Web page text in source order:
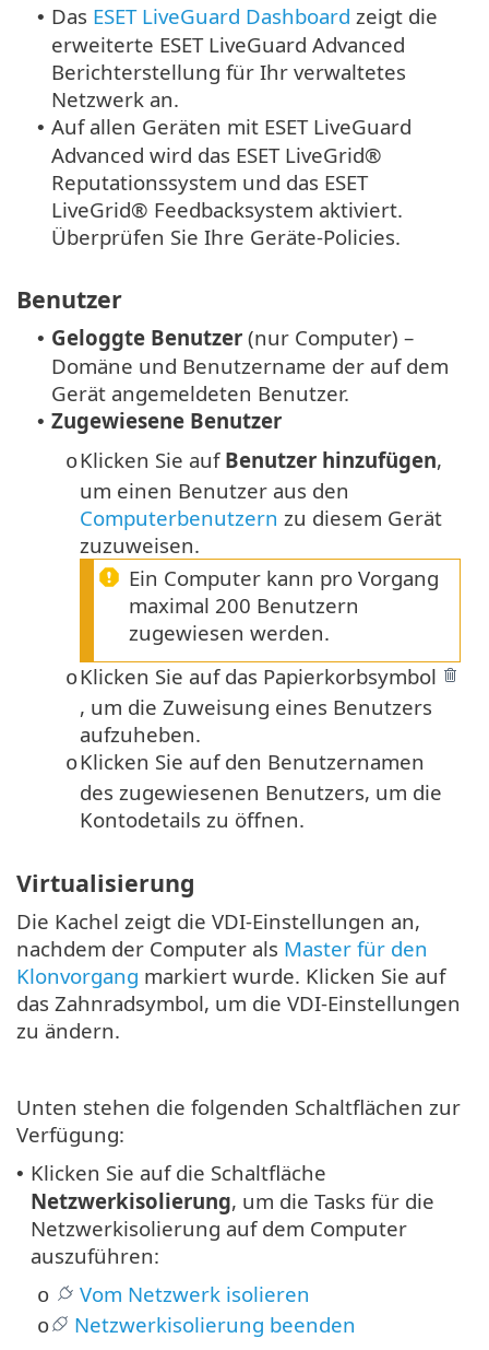
• Das ESET LiveGuard Dashboard zeigt die
erweiterte ESET LiveGuard Advanced
Berichterstellung für Ihr verwaltetes
Netzwerk an.
• Auf allen Geräten mit ESET LiveGuard
Advanced wird das ESET LiveGrid®
Reputationssystem und das ESET
LiveGrid® Feedbacksystem aktiviert.
Überprüfen Sie Ihre Geräte-Policies.
Benutzer
• Geloggte Benutzer (nur Computer) –
Domäne und Benutzername der auf dem
Gerät angemeldeten Benutzer.
• Zugewiesene Benutzer
oKlicken Sie auf Benutzer hinzufügen,
um einen Benutzer aus den
Computerbenutzern zu diesem Gerät
zuzuweisen.
Ein Computer kann pro Vorgang
maximal 200 Benutzern
zugewiesen werden.
oKlicken Sie auf das Papierkorbsymbol
, um die Zuweisung eines Benutzers
aufzuheben.
oKlicken Sie auf den Benutzernamen
des zugewiesenen Benutzers, um die
Kontodetails zu öffnen.
Virtualisierung
Die Kachel zeigt die VDI-Einstellungen an,
nachdem der Computer als Master für den
Klonvorgang markiert wurde. Klicken Sie auf
das Zahnradsymbol, um die VDI-Einstellungen
zu ändern.
Unten stehen die folgenden Schaltflächen zur
Verfügung:
• Klicken Sie auf die Schaltfläche
Netzwerkisolierung, um die Tasks für die
Netzwerkisolierung auf dem Computer
auszuführen:
o Vom Netzwerk isolieren
o Netzwerkisolierung beenden